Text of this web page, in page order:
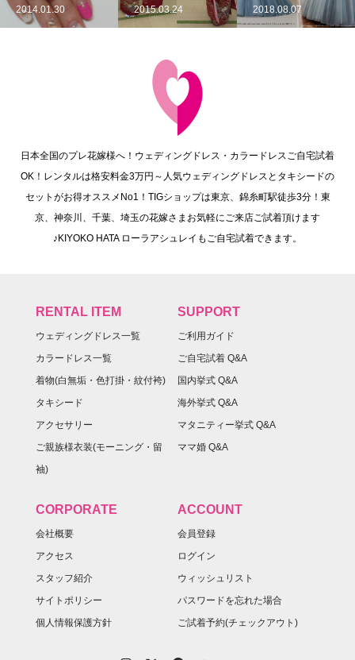
2014.01.30 2015.03.24 2018.08.07
日本全国のプレ花嫁様へ！ウェディングドレス・カラードレスご自宅試着
OK！レンタルは格安料金3万円～人気ウェディングドレスとタキシードの
セットがお得オススメNo1！TIGショップは東京、錦糸町駅徒歩3分！東
京、神奈川、千葉、埼玉の花嫁さまお気軽にご来店ご試着頂けます
♪KIYOKO HATA ローラアシュレイもご自宅試着できます。
RENTAL ITEM
ウェディングドレス一覧
カラードレス一覧
着物(白無垢・色打掛・紋付袴)
タキシード
アクセサリー
ご親族様衣装(モーニング・留
袖)
SUPPORT
ご利用ガイド
ご自宅試着 Q&A
国内挙式 Q&A
海外挙式 Q&A
マタニティー挙式 Q&A
ママ婚 Q&A
CORPORATE
会社概要
アクセス
スタッフ紹介
サイトポリシー
個人情報保護方針
ACCOUNT
会員登録
ログイン
ウィッシュリスト
パスワードを忘れた場合
ご試着予約(チェックアウト)